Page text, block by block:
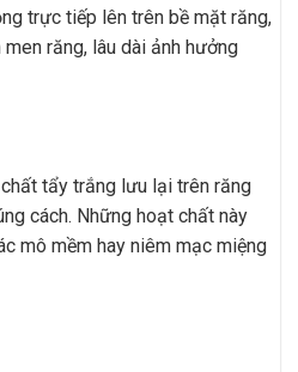
trực tiếp lên trên bề mặt răng,
răng, lâu dài ảnh hưởng
tẩy trắng lưu lại trên răng
cách. Những hoạt chất này
mô mềm hay niêm mạc miệng